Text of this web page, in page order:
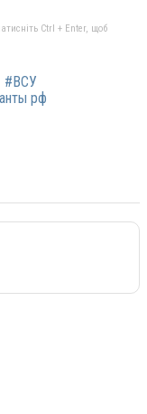
Ctrl + Enter, щоб
#ВСУ
рф